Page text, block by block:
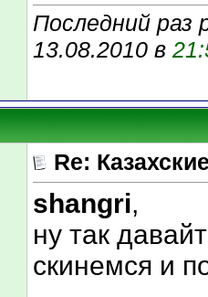
Последний раз
13.08.2010 в
Re:
shangri,
ну так
скинемся и